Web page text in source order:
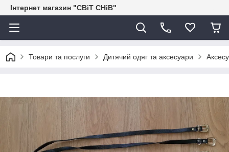
Інтернет магазин "СВіТ СНіВ"
Товари та послуги Дитячий одяг та аксесуари